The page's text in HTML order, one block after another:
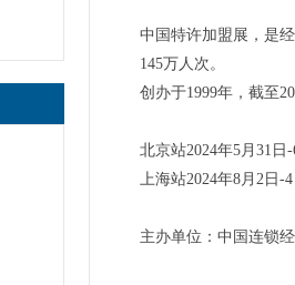
中国特许加盟展，是
145万人次。
创办于1999年，截至
北京站2024年5月31
上海站2024年8月2
主办单位：中国连锁